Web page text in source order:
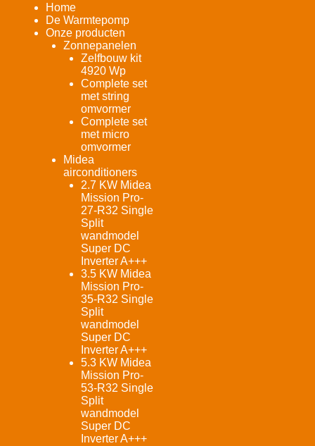
Home
De Warmtepomp
Onze producten
Zonnepanelen
Zelfbouw kit
4920 Wp
Complete set
met string
omvormer
Complete set
met micro
omvormer
Midea
airconditioners
2.7 KW Midea
Mission Pro-
27-R32 Single
Split
wandmodel
Super DC
Inverter A+++
3.5 KW Midea
Mission Pro-
35-R32 Single
Split
wandmodel
Super DC
Inverter A+++
5.3 KW Midea
Mission Pro-
53-R32 Single
Split
wandmodel
Super DC
Inverter A+++